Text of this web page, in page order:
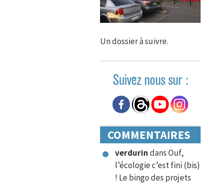
Un dossier à suivre.
Suivez nous sur :
COMMENTAIRES
verdurindansOuf,
l’écologie c’est fini (bis)
! Le bingo des projets